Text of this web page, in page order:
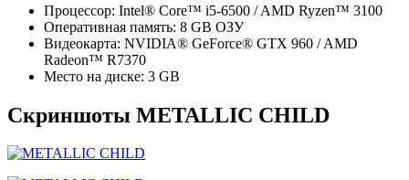
Процессор: Intel® Core™ i5-6500 / AMD Ryzen™ 3100
Оперативная память: 8 GB ОЗУ
Видеокарта: NVIDIA® GeForce® GTX 960 / AMD
Radeon™ R7370
Место на диске: 3 GB
Скриншоты METALLIC CHILD